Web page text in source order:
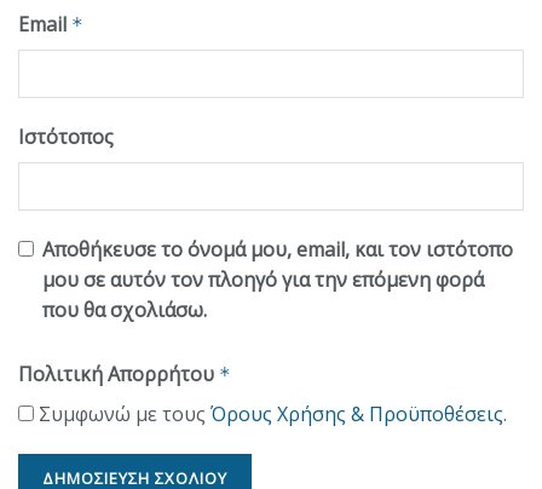
Email *
Ιστότοπος
Αποθήκευσε το όνομά μου, email, και τον ιστότοπο
μου σε αυτόν τον πλοηγό για την επόμενη φορά
που θα σχολιάσω.
Πολιτική Απορρήτου *
Συμφωνώ με τους Όρους Χρήσης & Προϋποθέσεις.